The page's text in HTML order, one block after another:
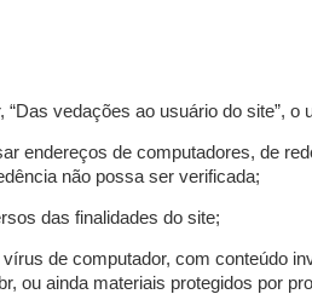
vedações ao usuário do site”, o
endereços de computadores, de
não possa ser verificada;
das finalidades do site;
de computador, com conteúdo
ou ainda materiais protegidos por